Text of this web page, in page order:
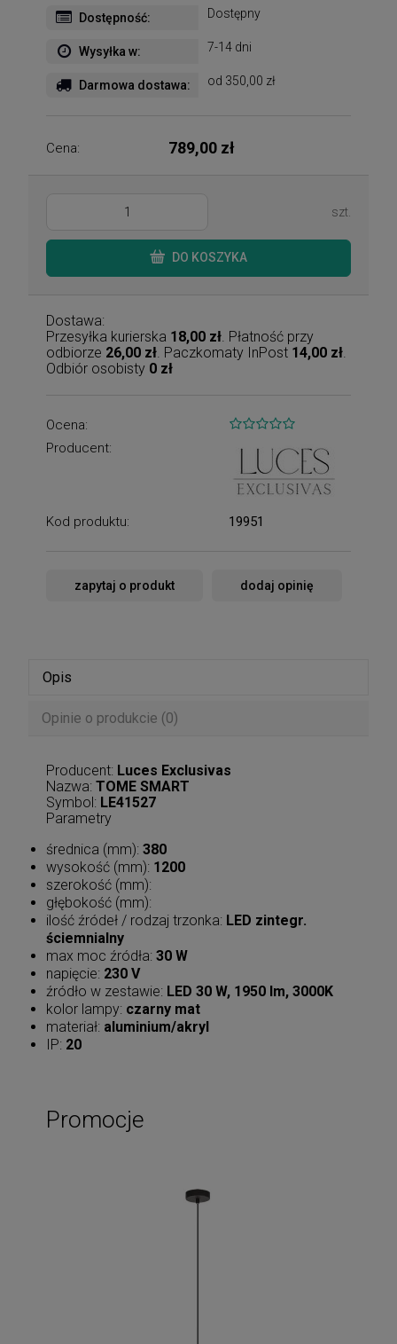
Dostępność: Dostępny
Wysyłka w: 7-14 dni
Darmowa dostawa: od 350,00 zł
Cena: 789,00 zł
szt.
DO KOSZYKA
Dostawa:
Przesyłka kurierska 18,00 zł . Płatność przy
odbiorze 26,00 zł . Paczkomaty InPost 14,00 zł
Odbiór osobisty 0 zł
Ocena:
Producent:
Kod produktu: 19951
zapytaj o produkt dodaj opinię
Opis
Opinie o produkcie (0)
Producent: Luces Exclusivas
Nazwa: TOME SMART
Symbol: LE41527
Parametry
średnica (mm): 380
wysokość (mm): 1200
szerokość (mm):
głębokość (mm):
ilość źródeł / rodzaj trzonka: LED zintegr.
ściemnialny
max moc źródła: 30 W
napięcie: 230 V
źródło w zestawie: LED 30 W, 1950 lm, 3000K
kolor lampy: czarny mat
materiał: aluminium/akryl
IP: 20
Promocje